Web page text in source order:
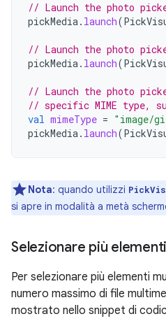
// Launch the photo
pickMedia. launch(
// Launch the photo
pickMedia. launch(
// Launch the photo
// specific MIME type,
val mimeType = "image/
pickMedia. launch(
Nota: quando utilizzi
si apre in modalità a metà
Selezionare più
Per selezionare più elementi
numero massimo di file
mostrato nello snippet di